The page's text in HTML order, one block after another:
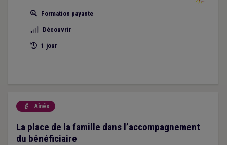
Formation payante
Découvrir
1 jour
 Aînés
La place de la famille dans l’accompagnement
du bénéficiaire